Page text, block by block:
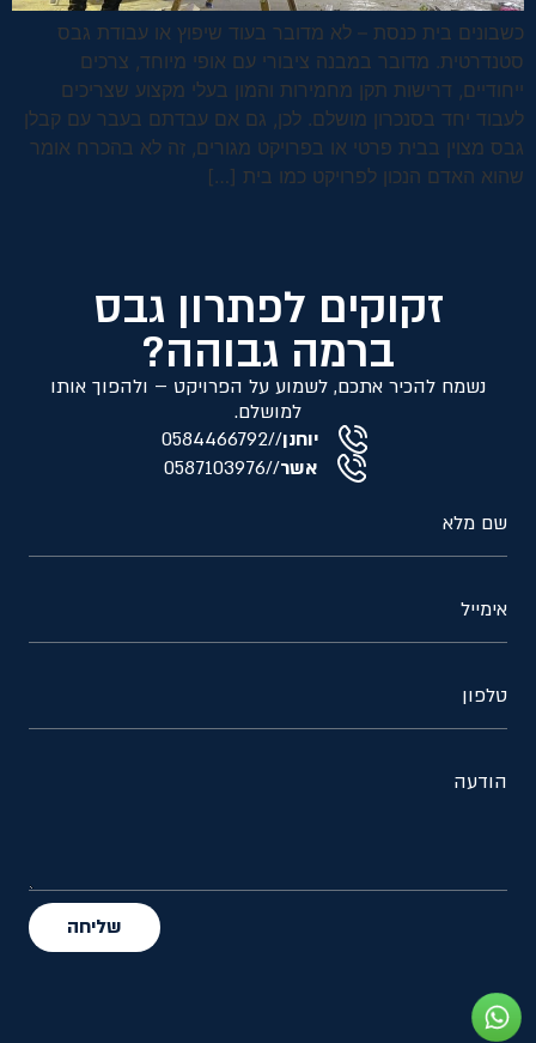
כשבונים בית כנסת – לא מדובר בעוד שיפוץ או עבודת גבס
סטנדרטית. מדובר במבנה ציבורי עם אופי מיוחד, צרכים
ייחודיים, דרישות תקן מחמירות והמון בעלי מקצוע שצריכים
לעבוד יחד בסנכרון מושלם. לכן, גם אם עבדתם בעבר עם קבלן
גבס מצוין בבית פרטי או בפרויקט מגורים, זה לא בהכרח אומר
שהוא האדם הנכון לפרויקט כמו בית […]
זקוקים לפתרון גבס
ברמה גבוהה?
נשמח להכיר אתכם, לשמוע על הפרויקט – ולהפוך אותו
למושלם.
יוחנן//
0584466792
אשר//
0587103976
שם מלא
אימייל
טלפון
הודעה
שליחה